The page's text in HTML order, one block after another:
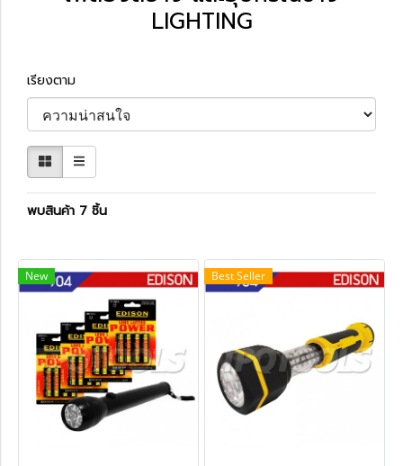
LIGHTING
เรียงตาม
พบสินค้า 7 ชิ้น
New Best Seller